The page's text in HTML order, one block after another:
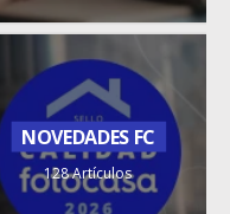
NOVEDADES FC
128 Artículos